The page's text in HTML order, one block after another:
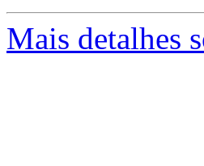
Mais detalhes